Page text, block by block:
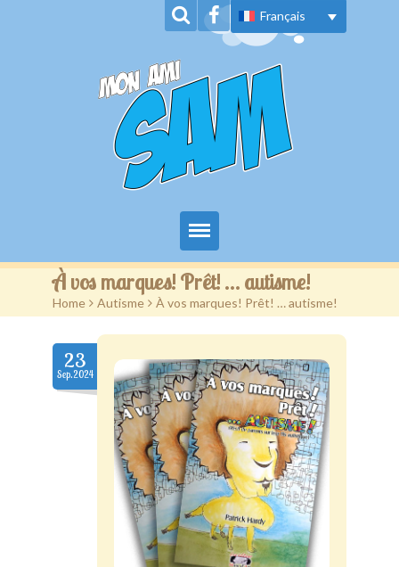
Français
Acceuil
À propos
Série de livres
Nouvelles
Présentations publiques
Contact
À vos marques! Prêt! … autisme!
Home > Autisme > À vos marques! Prêt! … autisme!
23
Sep.2024